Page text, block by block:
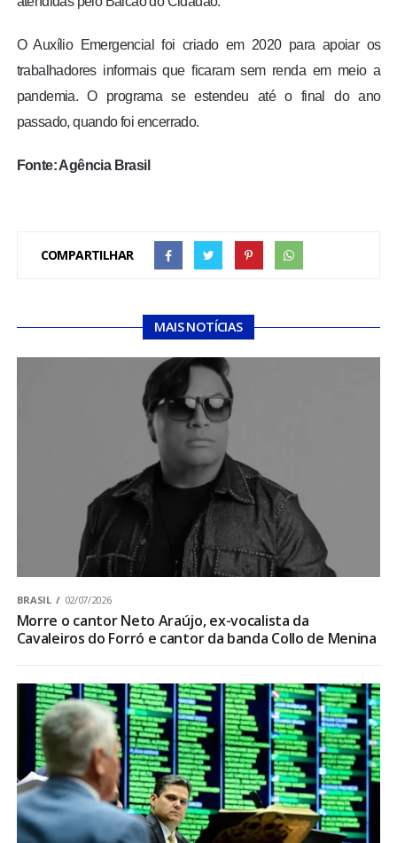
O Auxílio Emergencial foi criado em 2020 para apoiar os
trabalhadores informais que ficaram sem renda em meio a
pandemia. O programa se estendeu até o final do ano
passado, quando foi encerrado.
Fonte: Agência Brasil
COMPARTILHAR
MAIS NOTÍCIAS
BRASIL 02/07/2026
Morre o cantor Neto Araújo, ex-vocalista da
Cavaleiros do Forró e cantor da banda Collo de Menina